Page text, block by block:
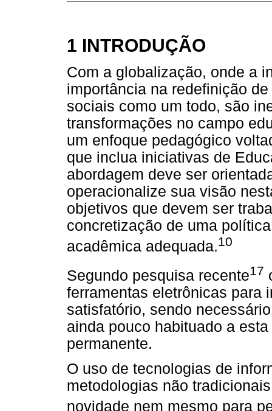
1 INTRODUÇÃO
Com a globalização, onde a
importância na redefinição
sociais como um todo, são
transformações no campo
um enfoque pedagógico
que inclua iniciativas de
abordagem deve ser
operacionalize sua visão
objetivos que devem ser
concretização de uma
acadêmica adequada.10
Segundo pesquisa recente17
ferramentas eletrônicas para
satisfatório, sendo
ainda pouco habituado a
permanente.
O uso de tecnologias de
metodologias não
novidade nem mesmo para